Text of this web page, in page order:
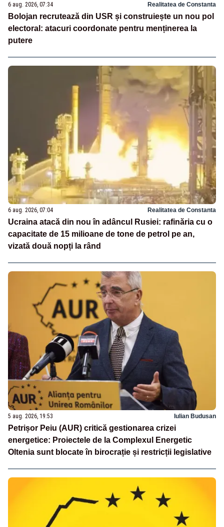
6 aug. 2026, 07:34 Realitatea de Constanta
Bolojan recrutează din USR și construiește un nou pol
electoral: atacuri coordonate pentru menținerea la
putere
6 aug. 2026, 07:04 Realitatea de Constanta
Ucraina atacă din nou în adâncul Rusiei: rafinăria cu o
capacitate de 15 milioane de tone de petrol pe an,
vizată două nopți la rând
5 aug. 2026, 19:53 Iulian Budusan
Petrișor Peiu (AUR) critică gestionarea crizei
energetice: Proiectele de la Complexul Energetic
Oltenia sunt blocate în birocrație și restricții legislative